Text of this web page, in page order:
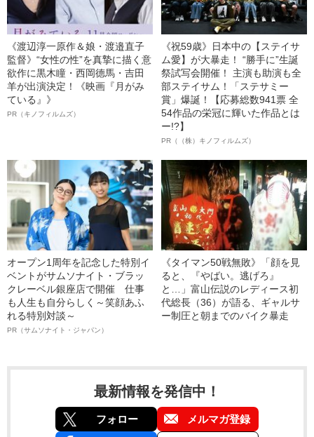
《渡辺淳一原作＆娘・渡邉直子
監督》“女性の性”を真摯に描く意
欲作に黒木瞳・西岡德馬・吉田
羊が出演決定！《映画『月がみ
ている』》
PR（キノフィルムズ）
《祝59歳》日本中の【ステイサ
ム愛】が大暴走！ “勝手に”生誕
祭試写会開催！ 主演も助演も全
部ステイサム！「ステサミー
賞」爆誕！【応募総数941票 全
54作品の栄冠に輝いた作品とは
ー!?】
PR（（株）キノフィルムズ）
オープン1周年を記念した特別イ
ベントがサムソナイト・ブラッ
クレーベル銀座店で開催 仕事
も人生も自分らしく～笑顔あふ
れる特別対談～
PR（サムソナイト・ジャパン）
《タイマン50戦無敗》「顔を見
ると、『やばい。逃げろ』
と…」富山伝説のレディース初
代総長（36）が語る、ギャルサ
ー制圧と朝までのバイク暴走
最新情報を発信中！
フォロー メルマガ登録